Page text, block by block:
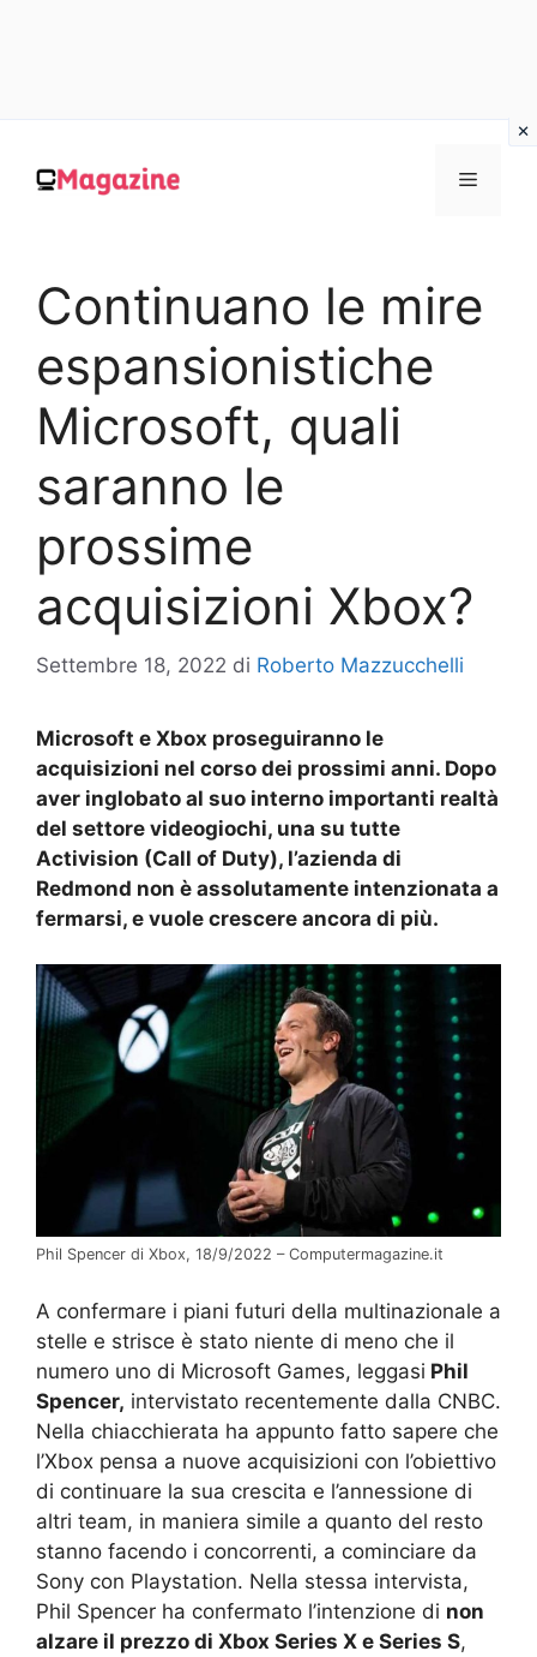
contenuto
MENU
Continuano le mire
espansionistiche
Microsoft, quali
saranno le
prossime
acquisizioni Xbox?
Settembre 18, 2022 di Roberto Mazzucchelli
Microsoft e Xbox proseguiranno le
acquisizioni nel corso dei prossimi anni. Dopo
aver inglobato al suo interno importanti realtà
del settore videogiochi, una su tutte
Activision (Call of Duty), l’azienda di
Redmond non è assolutamente intenzionata a
fermarsi, e vuole crescere ancora di più.
Phil Spencer di Xbox, 18/9/2022 – Computermagazine.it
A confermare i piani futuri della multinazionale a
stelle e strisce è stato niente di meno che il
numero uno di Microsoft Games, leggasi Phil
Spencer, intervistato recentemente dalla CNBC.
Nella chiacchierata ha appunto fatto sapere che
l’Xbox pensa a nuove acquisizioni con l’obiettivo
di continuare la sua crescita e l’annessione di
altri team, in maniera simile a quanto del resto
stanno facendo i concorrenti, a cominciare da
Sony con Playstation. Nella stessa intervista,
Phil Spencer ha confermato l’intenzione di non
alzare il prezzo di Xbox Series X e Series S,